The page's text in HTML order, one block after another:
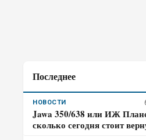
Последнее
НОВОСТИ
Jawa 350/638 или ИЖ
сколько сегодня стоит